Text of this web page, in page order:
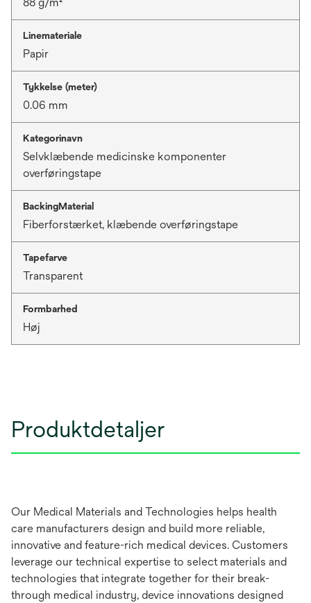
Linemateriale
Papir
Tykkelse (meter)
0.06 mm
Kategorinavn
Selvklæbende medicinske komponenter
overføringstape
BackingMaterial
Fiberforstærket, klæbende overføringstape
Tapefarve
Transparent
Formbarhed
Høj
Produktdetaljer
Our Medical Materials and Technologies helps health
care manufacturers design and build more reliable,
innovative and feature-rich medical devices. Customers
leverage our technical expertise to select materials and
technologies that integrate together for their break-
through medical industry, device innovations designed